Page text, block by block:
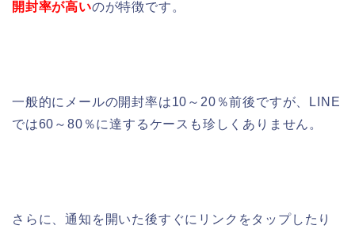
開封率が高いのが特徴です。
一般的にメールの開封率は10～20％前後ですが、LINE
では60～80％に達するケースも珍しくありません。
さらに、通知を開いた後すぐにリンクをタップしたり